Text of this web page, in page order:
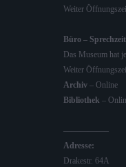
Weiter
Büro –
Das Museum hat
Weiter
Archiv– Online
Bibliothek –
—————–
Adresse:
Drakestr. 64A